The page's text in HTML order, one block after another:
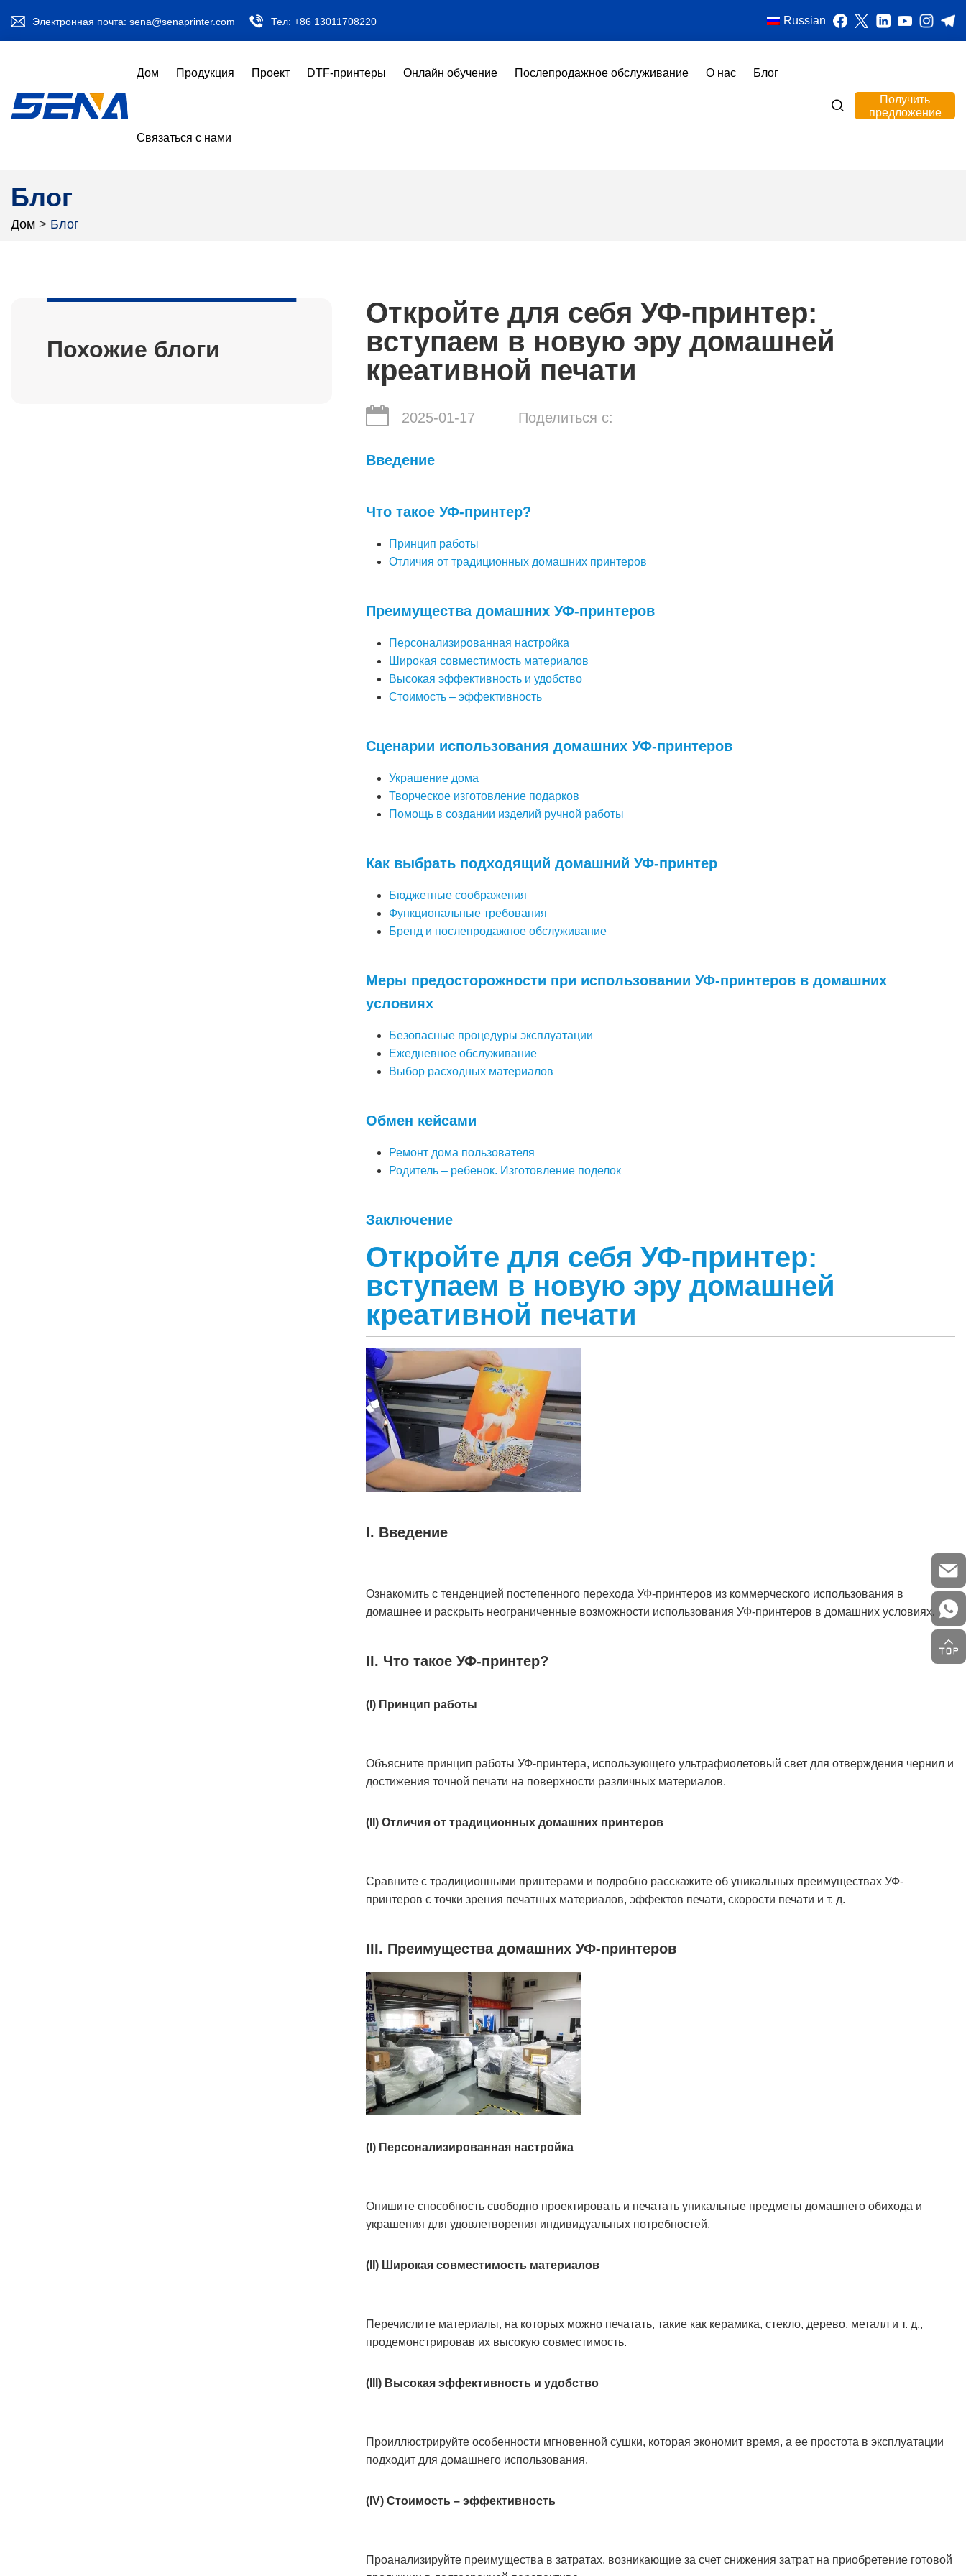
Электронная почта: sena@senaprinter.com Тел: +86 13011708220 Russian
Дом Продукция Проект DTF-принтеры Онлайн обучение Послепродажное обслуживание О нас Блог
Связаться с нами
Получить
предложение
Блог
Дом > Блог
Похожие блоги
Откройте для себя УФ-принтер:
вступаем в новую эру домашней
креативной печати
2025-01-17 Поделиться с:
Введение
Что такое УФ-принтер?
Принцип работы
Отличия от традиционных домашних принтеров
Преимущества домашних УФ-принтеров
Персонализированная настройка
Широкая совместимость материалов
Высокая эффективность и удобство
Стоимость – эффективность
Сценарии использования домашних УФ-принтеров
Украшение дома
Творческое изготовление подарков
Помощь в создании изделий ручной работы
Как выбрать подходящий домашний УФ-принтер
Бюджетные соображения
Функциональные требования
Бренд и послепродажное обслуживание
Меры предосторожности при использовании УФ-принтеров в домашних
условиях
Безопасные процедуры эксплуатации
Ежедневное обслуживание
Выбор расходных материалов
Обмен кейсами
Ремонт дома пользователя
Родитель – ребенок. Изготовление поделок
Заключение
Откройте для себя УФ-принтер:
вступаем в новую эру домашней
креативной печати
I. Введение
Ознакомить с тенденцией постепенного перехода УФ-принтеров из коммерческого использования в
домашнее и раскрыть неограниченные возможности использования УФ-принтеров в домашних условиях.
II. Что такое УФ-принтер?
(I) Принцип работы
Объясните принцип работы УФ-принтера, использующего ультрафиолетовый свет для отверждения чернил и
достижения точной печати на поверхности различных материалов.
(II) Отличия от традиционных домашних принтеров
Сравните с традиционными принтерами и подробно расскажите об уникальных преимуществах УФ-
принтеров с точки зрения печатных материалов, эффектов печати, скорости печати и т. д.
III. Преимущества домашних УФ-принтеров
(I) Персонализированная настройка
Опишите способность свободно проектировать и печатать уникальные предметы домашнего обихода и
украшения для удовлетворения индивидуальных потребностей.
(II) Широкая совместимость материалов
Перечислите материалы, на которых можно печатать, такие как керамика, стекло, дерево, металл и т. д.,
продемонстрировав их высокую совместимость.
(III) Высокая эффективность и удобство
Проиллюстрируйте особенности мгновенной сушки, которая экономит время, а ее простота в эксплуатации
подходит для домашнего использования.
(IV) Стоимость – эффективность
Проанализируйте преимущества в затратах, возникающие за счет снижения затрат на приобретение готовой